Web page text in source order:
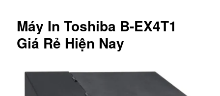
Máy In Toshiba B-EX4T1
Giá Rẻ Hiện Nay